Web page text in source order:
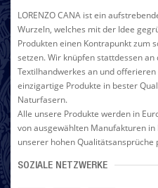
LORENZO CANA ist ein
Wurzeln, welches mit der Idee
Produkten einen Kontrapunkt zum
setzen. Wir knüpfen stattdessen
Textilhandwerkes an und
einzigartige Produkte in bester
Naturfasern.
Alle unsere Produkte werden in
von ausgewählten Manufakturen
unserer hohen Qualitätsansprüche
SOZIALE NETZWERKE